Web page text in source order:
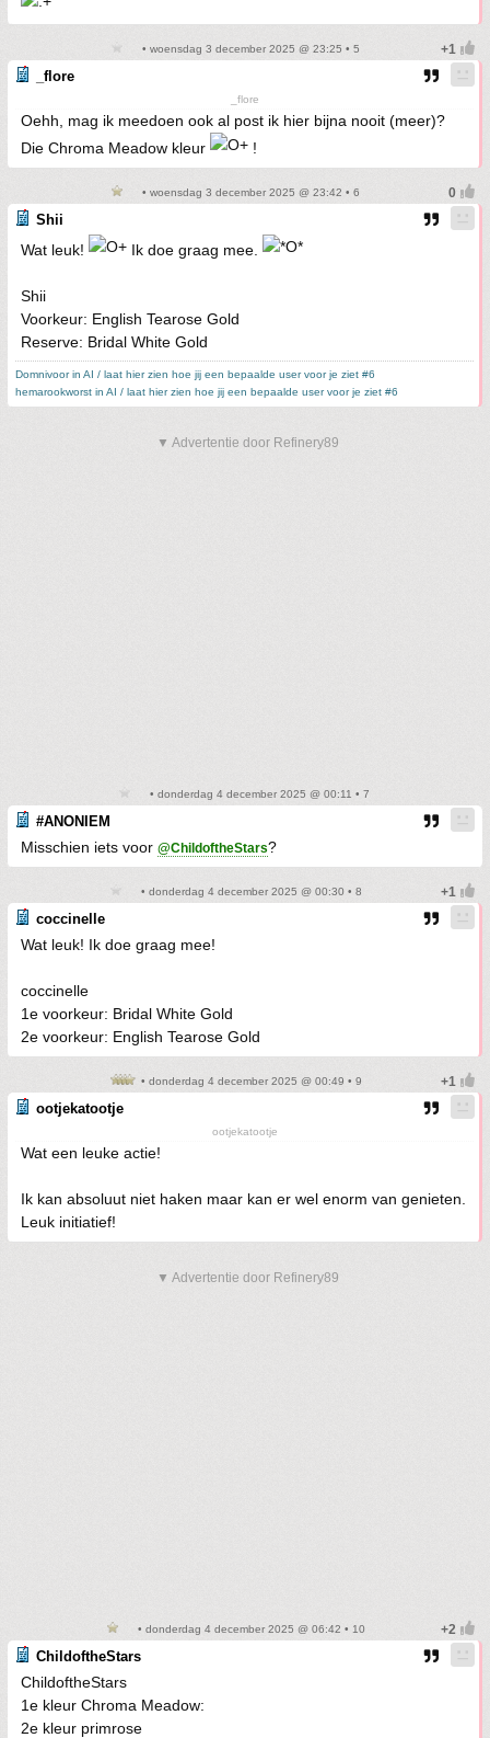
• woensdag 3 december 2025 @ 23:25 • 5
_flore
_flore
Oehh, mag ik meedoen ook al post ik hier bijna nooit (meer)?
Die Chroma Meadow kleur
!
• woensdag 3 december 2025 @ 23:42 • 6
Shii
Wat leuk! Ik doe graag mee.
Shii
Voorkeur: English Tearose Gold
Reserve: Bridal White Gold
Domnivoor in AI / laat hier zien hoe jij een bepaalde user voor je ziet #6
hemarookworst in AI / laat hier zien hoe jij een bepaalde user voor je ziet #6
▼ Advertentie door Refinery89
• donderdag 4 december 2025 @ 00:11 • 7
#ANONIEM
Misschien iets voor @ChildoftheStars?
• donderdag 4 december 2025 @ 00:30 • 8
coccinelle
Wat leuk! Ik doe graag mee!
coccinelle
1e voorkeur: Bridal White Gold
2e voorkeur: English Tearose Gold
• donderdag 4 december 2025 @ 00:49 • 9
ootjekatootje
ootjekatootje
Wat een leuke actie!
Ik kan absoluut niet haken maar kan er wel enorm van genieten.
Leuk initiatief!
▼ Advertentie door Refinery89
• donderdag 4 december 2025 @ 06:42 • 10
ChildoftheStars
ChildoftheStars
1e kleur Chroma Meadow:
2e kleur primrose